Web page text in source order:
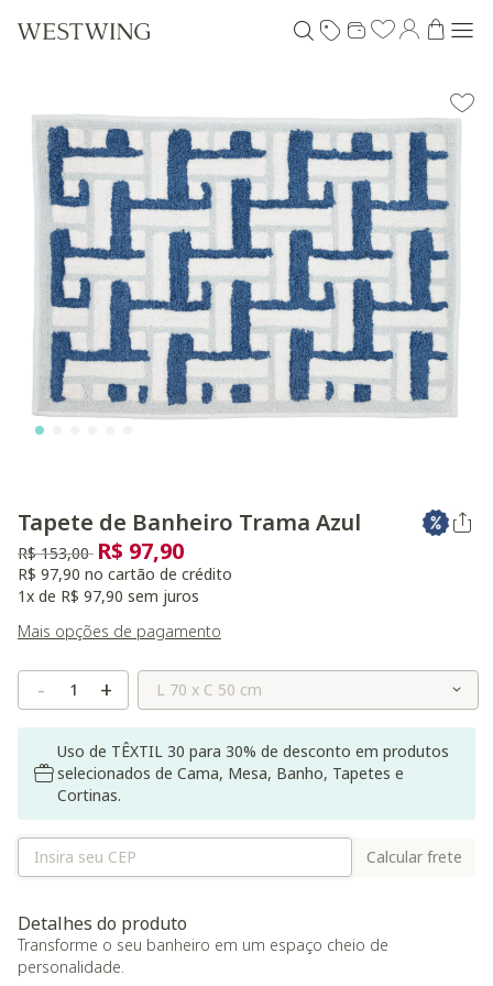
Tapete de Banheiro Trama Azul
Preço reduzido de
R$ 153,00 para
R$ 97,90
R$ 97,90 no cartão de crédito
1x de R$ 97,90 sem juros
Mais opções de pagamento
- + Selecione o Tamanho
Uso de TÊXTIL 30 para 30% de desconto em produtos
selecionados de Cama, Mesa, Banho, Tapetes e
Cortinas.
Calcular frete
Detalhes do produto
Transforme o seu banheiro em um espaço cheio de
personalidade.